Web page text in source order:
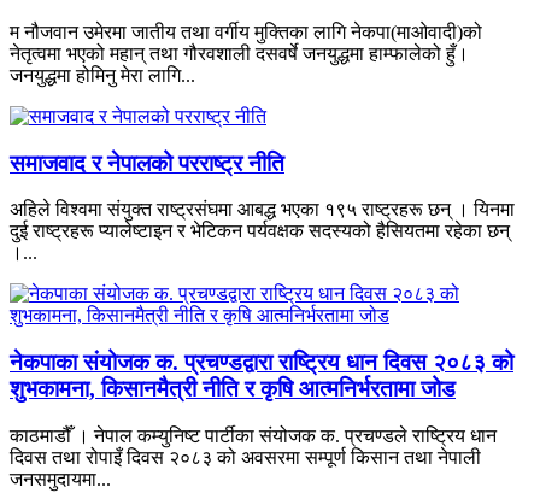
म नौजवान उमेरमा जातीय तथा वर्गीय मुक्तिका लागि नेकपा(माओवादी)को
नेतृत्वमा भएको महान् तथा गौरवशाली दसवर्षे जनयुद्धमा हाम्फालेको हुँ।
जनयुद्धमा होमिनु मेरा लागि...
समाजवाद र नेपालको परराष्ट्र नीति
अहिले विश्वमा संयुक्त राष्ट्रसंघमा आबद्ध भएका १९५ राष्ट्रहरू छन् । यिनमा
दुई राष्ट्रहरू प्यालेष्टाइन र भेटिकन पर्यवक्षक सदस्यको हैसियतमा रहेका छन्
।...
नेकपाका संयोजक क. प्रचण्डद्वारा राष्ट्रिय धान दिवस २०८३ को
शुभकामना, किसानमैत्री नीति र कृषि आत्मनिर्भरतामा जोड
काठमाडौँ । नेपाल कम्युनिष्ट पार्टीका संयोजक क. प्रचण्डले राष्ट्रिय धान
दिवस तथा रोपाइँ दिवस २०८३ को अवसरमा सम्पूर्ण किसान तथा नेपाली
जनसमुदायमा...